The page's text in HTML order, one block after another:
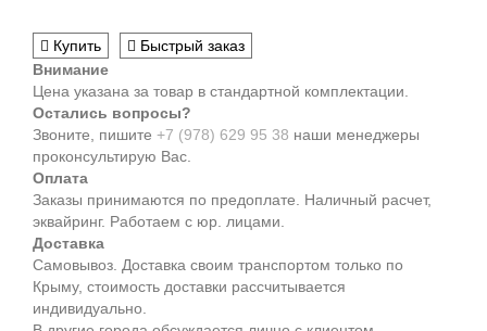
Купить
Быстрый заказ
Внимание
Цена указана за товар в стандартной комплектации.
Остались вопросы?
Звоните, пишите +7 (978) 629 95 38 наши менеджеры
проконсультирую Вас.
Оплата
Заказы принимаются по предоплате. Наличный расчет,
эквайринг. Работаем с юр. лицами.
Доставка
Самовывоз. Доставка своим транспортом только по
Крыму, стоимость доставки рассчитывается
индивидуально.